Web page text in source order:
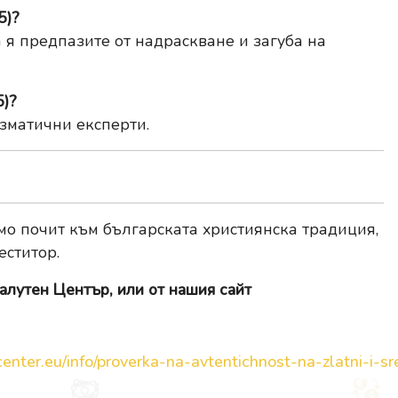
предпазите от надраскване и загуба на
експерти.
почит към българската християнска традиция,
Център, или от нашия сайт
info/proverka-na-avtentichnost-na-zlatni-i-